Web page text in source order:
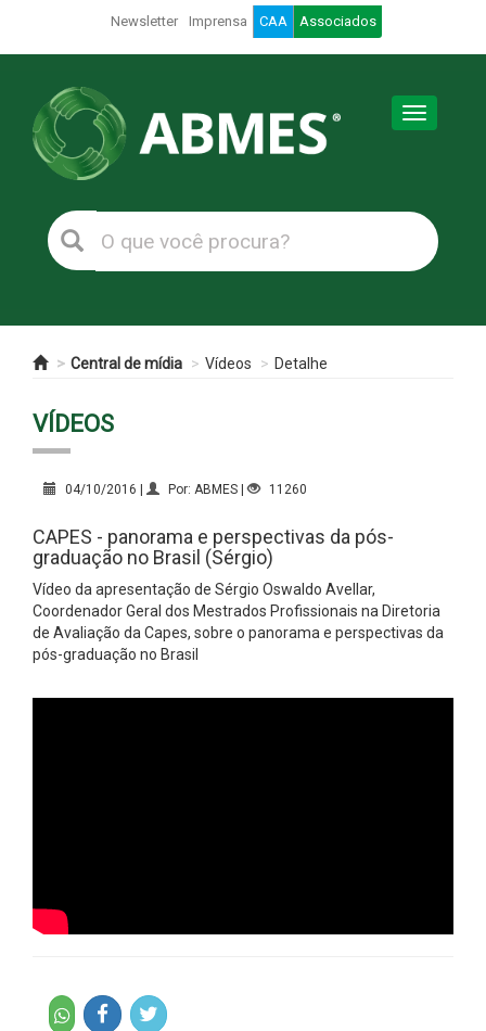
Newsletter Imprensa CAA Associados
Toggle
Central de mídia Vídeos Detalhe
VÍDEOS
04/10/2016 | Por: ABMES | 11260
CAPES - panorama e perspectivas da pós-
graduação no Brasil (Sérgio)
Vídeo da apresentação de Sérgio Oswaldo Avellar,
Coordenador Geral dos Mestrados Profissionais na Diretoria
de Avaliação da Capes, sobre o panorama e perspectivas da
pós-graduação no Brasil